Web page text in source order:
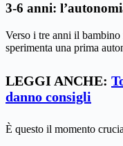
3-6 anni:
Verso i tre anni il
sperimenta una prima
LEGGI ANCHE:
danno consigli
È questo il momento